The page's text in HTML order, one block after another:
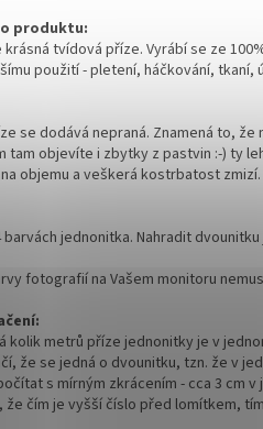
produktu:
krásná tvídová příze. Vyrábí se ze
použití - pletení, háčkování, tkaní,
se dodává nepraná. Znamená to,
tam objevíte i zbytky z pastvin :-) ty
objemu a veškerá kostrbatost
barvách jednonitka. Nahradit
fotografií na Vašem monitoru
kolik metrů příze jednonitky je v
že se jedná o dvounitku, tzn. že v
s mírným zkrácením - cca 3 cm
že čím je vyšší číslo před lomítkem,